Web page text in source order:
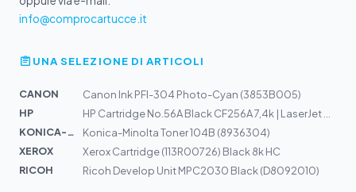
info@comprocartucce.it
UNA SELEZIONE DI ARTICOLI
CANON
Canon Ink PFI-304 Photo-Cyan (3853B005)
HP
KONICA-MIN...
Konica-Minolta Toner 104B (8936304)
XEROX
Xerox Cartridge (113R00726) Black 8k HC
RICOH
Ricoh Develop Unit MPC2030 Black (D8092010)